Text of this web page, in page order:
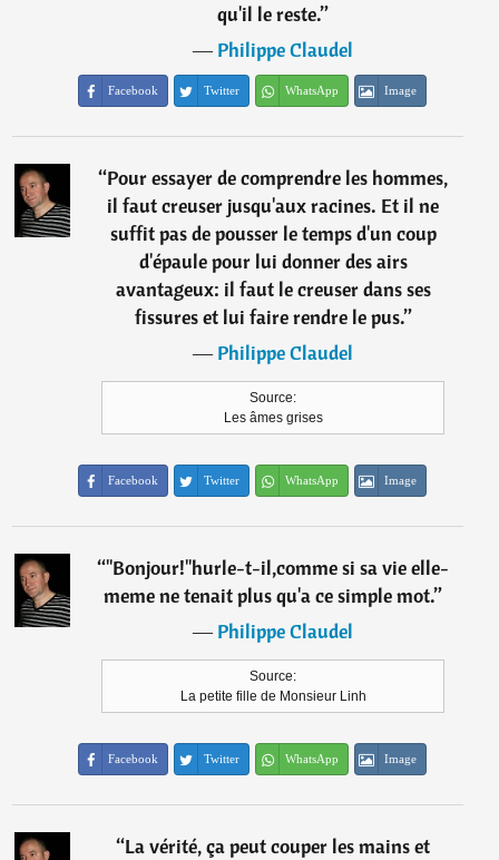
qu'il le reste.”
―Philippe Claudel
Facebook Twitter WhatsApp Image
“Pour essayer de comprendre les hommes,
il faut creuser jusqu'aux racines. Et il ne
suffit pas de pousser le temps d'un coup
d'épaule pour lui donner des airs
avantageux: il faut le creuser dans ses
fissures et lui faire rendre le pus.”
―Philippe Claudel
Source:
Les âmes grises
Facebook Twitter WhatsApp Image
“"Bonjour!"hurle-t-il,comme si sa vie elle-
meme ne tenait plus qu'a ce simple mot.”
―Philippe Claudel
Source:
La petite fille de Monsieur Linh
Facebook Twitter WhatsApp Image
“La vérité, ça peut couper les mains et